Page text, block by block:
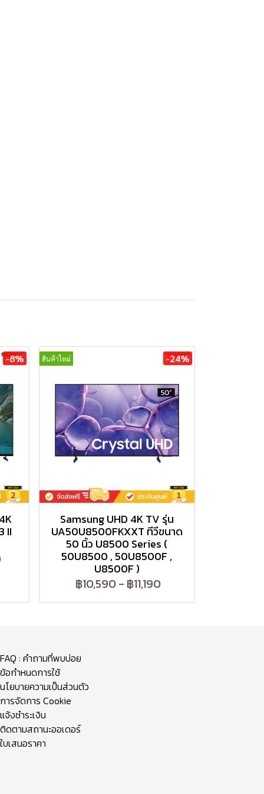
-8%
II
สินค้าใหม่ -24%
Samsung UHD 4K TV รุ่น
UA50U8500FKXXT ทีวีขนาด
50 นิ้ว U8500 Series (
50U8500 , 50U8500F ,
U8500F )
฿10,590- ฿11,190
: คำถามที่พบบ่อย
อกำหนดการใช้
โยบายความเป็นส่วนตัว
ารจัดการ Cookie
จ้งชำระเงิน
ดตามสถานะออเดอร์
บเสนอราคา